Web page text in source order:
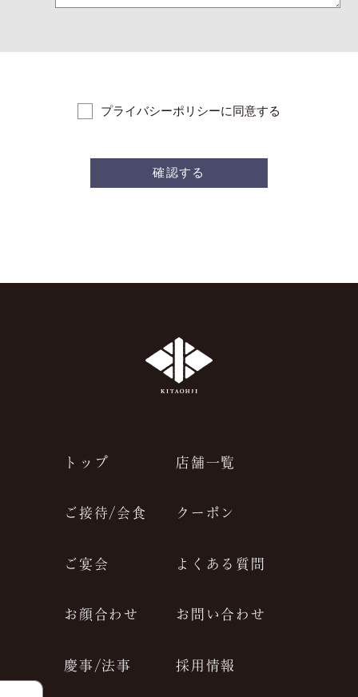
プライバシーポリシーに同意する
トップ
ご接待/会食
ご宴会
お顔合わせ
慶事/法事
店舗一覧
クーポン
よくある質問
お問い合わせ
採用情報